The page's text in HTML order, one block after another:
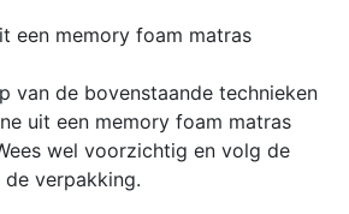
een memory foam matras
van de bovenstaande technieken
uit een memory foam matras
wel voorzichtig en volg de
verpakking.